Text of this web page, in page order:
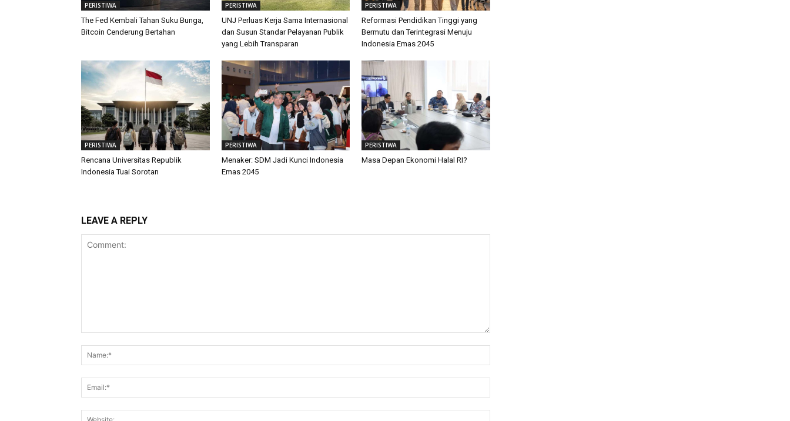
PERISTIWA
The Fed Kembali Tahan Suku Bunga,
Bitcoin Cenderung Bertahan
PERISTIWA
UNJ Perluas Kerja Sama Internasional
dan Susun Standar Pelayanan Publik
yang Lebih Transparan
PERISTIWA
Reformasi Pendidikan Tinggi yang
Bermutu dan Terintegrasi Menuju
Indonesia Emas 2045
PERISTIWA
Rencana Universitas Republik
Indonesia Tuai Sorotan
PERISTIWA
Menaker: SDM Jadi Kunci Indonesia
Emas 2045
PERISTIWA
Masa Depan Ekonomi Halal RI?
LEAVE A REPLY